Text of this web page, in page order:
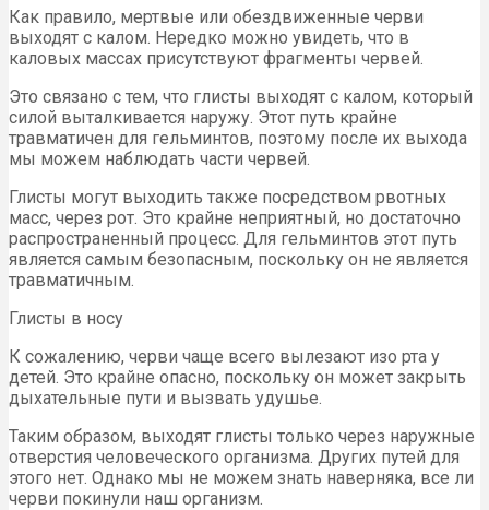
Как правило, мертвые или обездвиженные черви
выходят с калом. Нередко можно увидеть, что в
каловых массах присутствуют фрагменты червей.
Это связано с тем, что глисты выходят с калом, который
силой выталкивается наружу. Этот путь крайне
травматичен для гельминтов, поэтому после их выхода
мы можем наблюдать части червей.
Глисты могут выходить также посредством рвотных
масс, через рот. Это крайне неприятный, но достаточно
распространенный процесс. Для гельминтов этот путь
является самым безопасным, поскольку он не является
травматичным.
Глисты в носу
К сожалению, черви чаще всего вылезают изо рта у
детей. Это крайне опасно, поскольку он может закрыть
дыхательные пути и вызвать удушье.
Таким образом, выходят глисты только через наружные
отверстия человеческого организма. Других путей для
этого нет. Однако мы не можем знать наверняка, все ли
черви покинули наш организм.